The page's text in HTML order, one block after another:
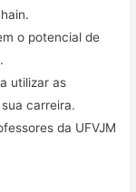
o potencial de
utilizar as
carreira.
da UFVJM